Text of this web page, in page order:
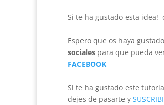
Si te ha gustado esta
Espero que os haya
sociales para que pueda
FACEBOOK
Si te ha gustado este
dejes de pasarte y